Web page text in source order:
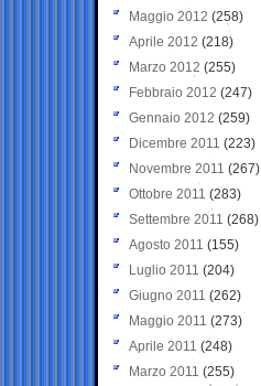
Maggio 2012 (258)
Aprile 2012 (218)
Marzo 2012 (255)
Febbraio 2012 (247)
Gennaio 2012 (259)
Dicembre 2011 (223)
Novembre 2011 (267)
Ottobre 2011 (283)
Settembre 2011 (268)
Agosto 2011 (155)
Luglio 2011 (204)
Giugno 2011 (262)
Maggio 2011 (273)
Aprile 2011 (248)
Marzo 2011 (255)